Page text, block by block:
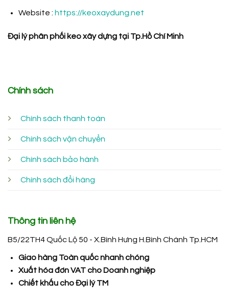
Website : https://keoxaydung.net
Đại lý phân phối keo xây dựng tại Tp.Hồ Chí Minh
Chính sách
Chính sách thanh toán
Chính sách vận chuyển
Chính sách bảo hành
Chính sách đổi hàng
Thông tin liên hệ
B5/22TH4 Quốc Lộ 50 - X.Bình Hưng H.Bình Chánh Tp.HCM
Giao hàng Toàn quốc nhanh chóng
Xuất hóa đơn VAT cho Doanh nghiệp
Chiết khấu cho Đại lý TM